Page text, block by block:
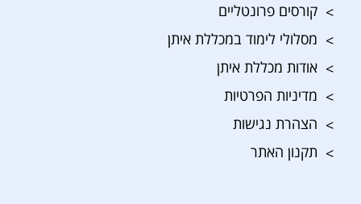
קורסים פרונטליים
מסלולי לימוד במכללת איתן
אודות מכללת איתן
מדיניות הפרטיות
הצהרת נגישות
תקנון האתר